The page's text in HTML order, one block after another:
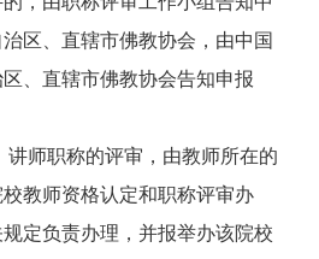
区、直辖市佛教协会，由中国
、直辖市佛教协会告知申报
师职称的评审，由教师所在的
教师资格认定和职称评审办
定负责办理，并报举办该院校